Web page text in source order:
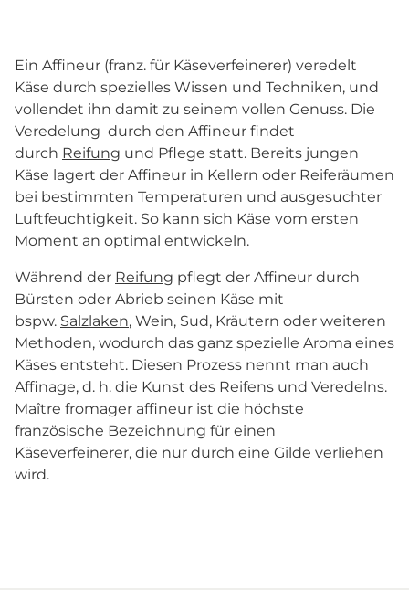
Ein Affineur (franz. für Käseverfeinerer) veredelt
Käse durch spezielles Wissen und Techniken, und
vollendet ihn damit zu seinem vollen Genuss. Die
Veredelung durch den Affineur findet
durch Reifung und Pflege statt. Bereits jungen
Käse lagert der Affineur in Kellern oder Reiferäumen
bei bestimmten Temperaturen und ausgesuchter
Luftfeuchtigkeit. So kann sich Käse vom ersten
Moment an optimal entwickeln.
Während der Reifung pflegt der Affineur durch
Bürsten oder Abrieb seinen Käse mit
bspw. Salzlaken, Wein, Sud, Kräutern oder weiteren
Methoden, wodurch das ganz spezielle Aroma eines
Käses entsteht. Diesen Prozess nennt man auch
Affinage, d. h. die Kunst des Reifens und Veredelns.
Maître fromager affineur ist die höchste
französische Bezeichnung für einen
Käseverfeinerer, die nur durch eine Gilde verliehen
wird.